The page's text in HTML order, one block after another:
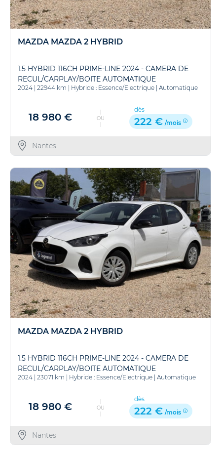
MAZDA MAZDA 2 HYBRID
1.5 HYBRID 116CH PRIME-LINE 2024 - CAMERA DE
RECUL/CARPLAY/BOITE AUTOMATIQUE
2024 22944 km Hybride : Essence/Electrique Automatique
18 980 € OU
dès
222 € /mois
Nantes
MAZDA MAZDA 2 HYBRID
1.5 HYBRID 116CH PRIME-LINE 2024 - CAMERA DE
RECUL/CARPLAY/BOITE AUTOMATIQUE
2024 23071 km Hybride : Essence/Electrique Automatique
18 980 € OU
dès
222 € /mois
Nantes